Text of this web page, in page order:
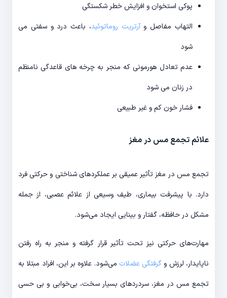
پوکی استخوان و افزایش خطر شکستگی
التهاب مفاصل وآرتریت روماتوئید، باعث درد و سفتی می
شود
عدم تعادل هورمونی که منجر به چرخه های قاعدگی نامنظم
در زنان می شود
فشار خون کم و غیر طبیعی
علائم تجمع مس در مغز
تجمع مس در مغز تأثیر عمیقی بر عملکردهای شناختی و حرکتی فرد
دارد. با پیشرفت بیماری، طیف وسیعی از علائم عصبی، از جمله
مشکل در حافظه، گفتار و بینایی ایجاد می‌شود.
مهارت‌های حرکتی نیز تحت تأثیر قرار گرفته و منجر به راه رفتن
ناپایدار، لرزش و گرفتگی عضلات می‌شود. علاوه بر این، افراد مبتلا به
تجمع مس در مغز، سردردهای بسیار سخت، بی‌خوابی و بی حسی